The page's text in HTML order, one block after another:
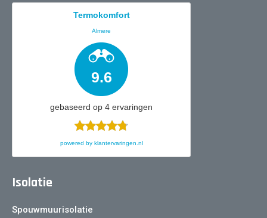
Termokomfort
Almere
9.6
gebaseerd op 4 ervaringen
powered by klantervaringen.nl
Isolatie
Spouwmuurisolatie